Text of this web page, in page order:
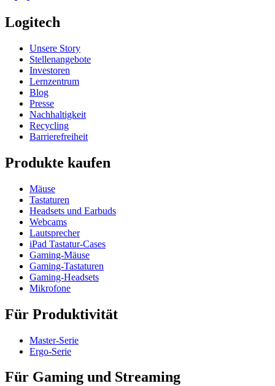
Logitech
Unsere Story
Stellenangebote
Investoren
Lernzentrum
Blog
Presse
Nachhaltigkeit
Recycling
Barrierefreiheit
Produkte kaufen
Mäuse
Tastaturen
Headsets und Earbuds
Webcams
Lautsprecher
iPad Tastatur-Cases
Gaming-Mäuse
Gaming-Tastaturen
Gaming-Headsets
Mikrofone
Für Produktivität
Master-Serie
Ergo-Serie
Für Gaming und Streaming